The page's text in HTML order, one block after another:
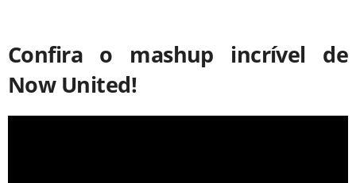
Confira o mashup incrível de
Now United!